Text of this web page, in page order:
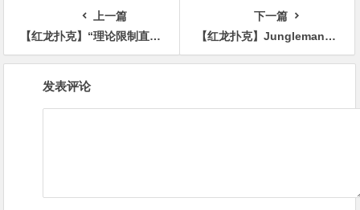
上一篇
【红龙扑克】“理论限制直觉”：职业玩家Nicolò Serlenga拆解转牌尺度的艺术，对手KK苦思15秒弃牌
下一篇
【红龙扑克】Jungleman拳击赛结果大翻车！Dan Cates遭判TKO落败
发表评论